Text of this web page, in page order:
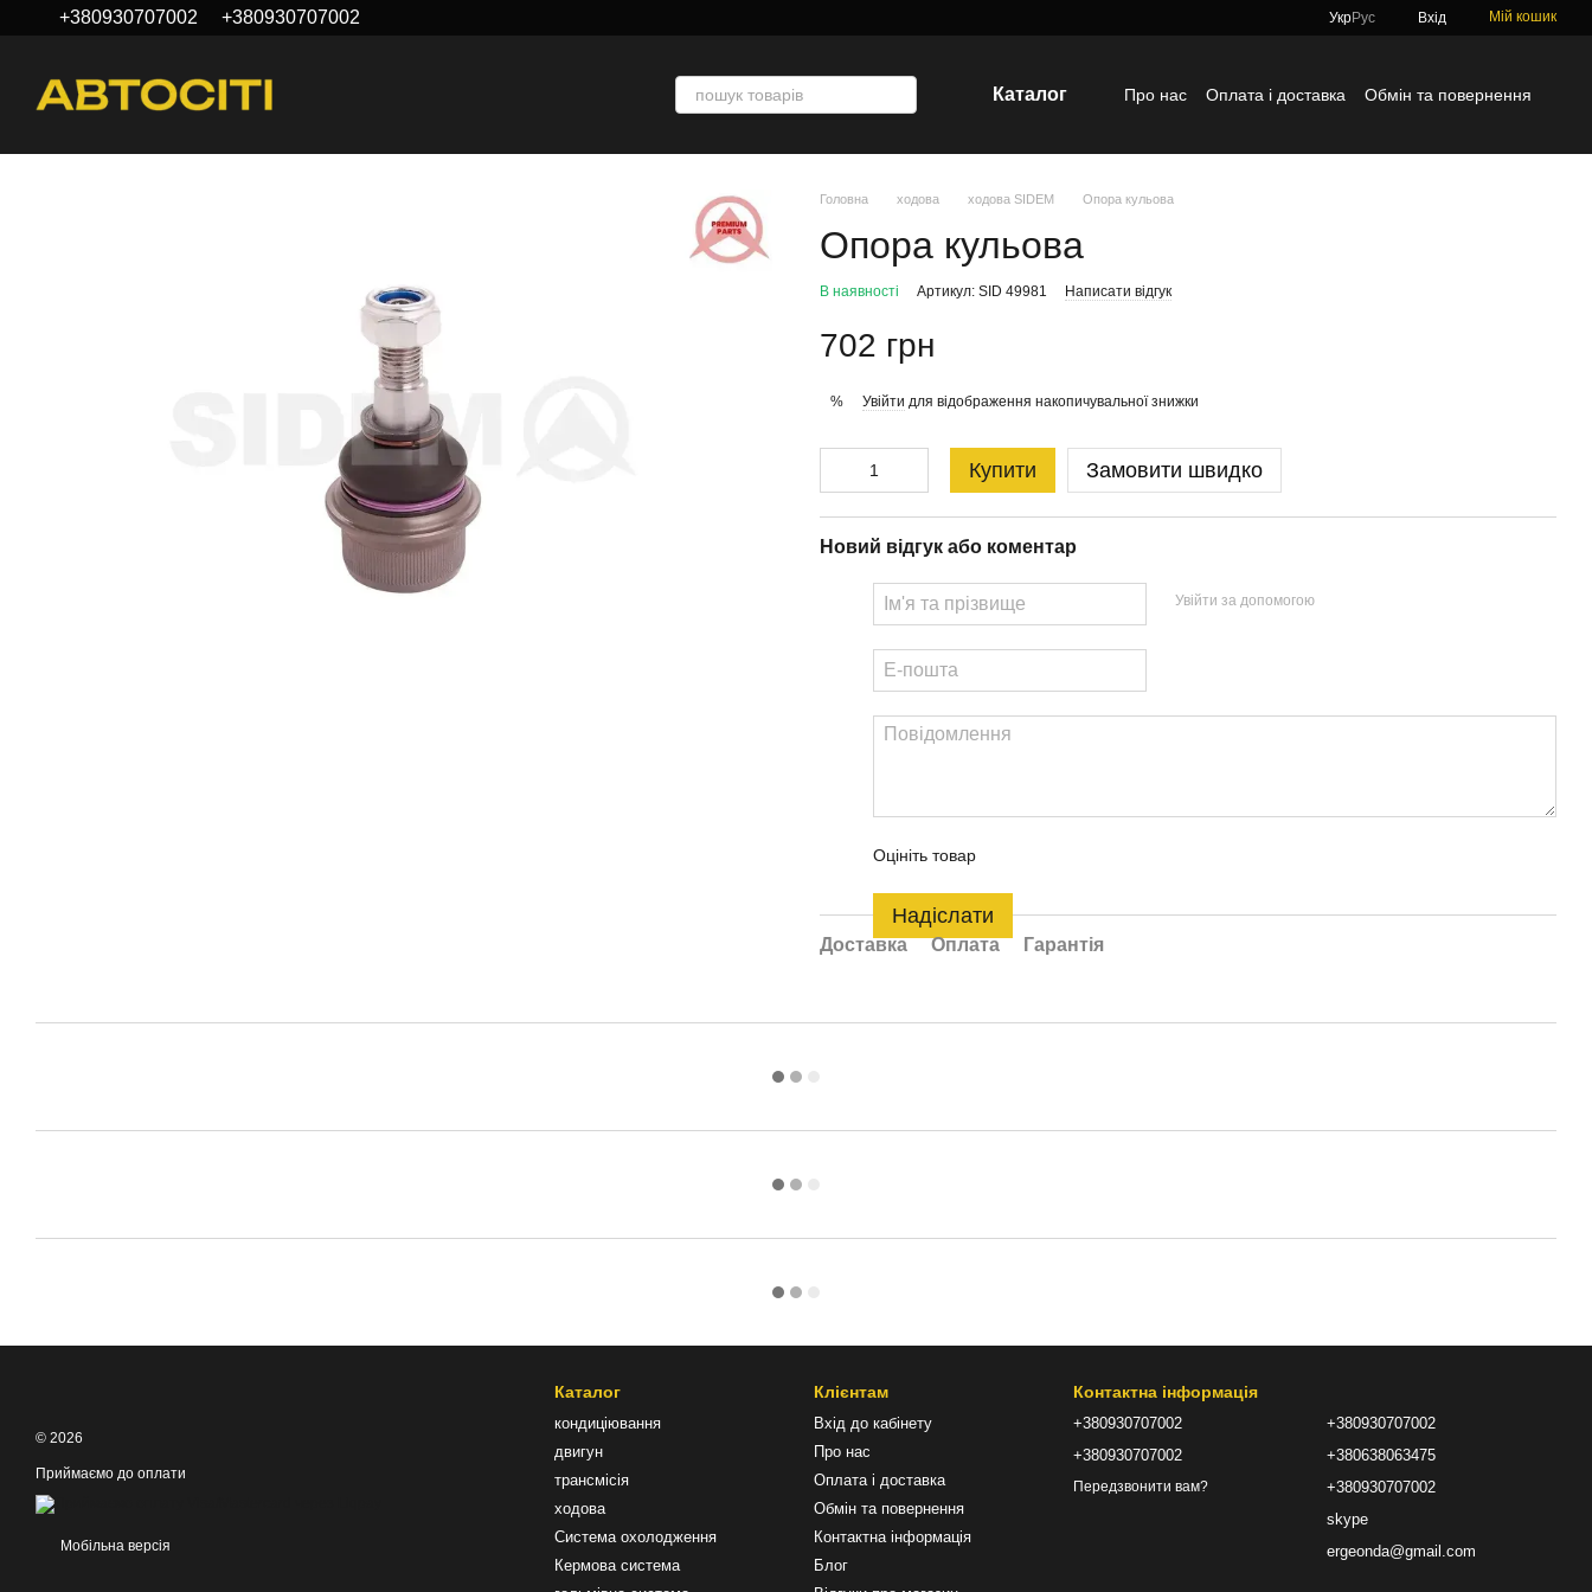
Перейти до основного контенту
+380930707002 +380930707002 УкрРус Вхід Мій кошик
Каталог Про нас Оплата і доставка
Обмін та повернення
Головна ходова ходова SIDEM Опора кульова
Опора кульова
В наявності Артикул: SID 49981 Написати відгук
702 грн
% Увійти для відображення накопичувальної знижки
Купити Замовити швидко
Новий відгук або коментар
Увійти за допомогою
Оцініть товар
Надіслати
Доставка Оплата Гарантія
© 2026
Приймаємо до оплати
Мобільна версія
Каталог
кондиціювання
двигун
трансмісія
ходова
Система охолодження
Кермова система
Клієнтам
Вхід до кабінету
Про нас
Оплата і доставка
Обмін та повернення
Контактна інформація
Блог
Контактна інформація
+380930707002
+380930707002
Передзвонити вам?
+380930707002
+380638063475
+380930707002
skype
ergeonda@gmail.com